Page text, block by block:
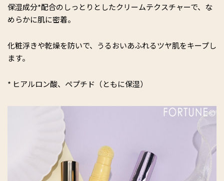
保湿成分*配合のしっとりとしたクリームテクスチャーで、な
めらかに肌に密着。
化粧浮きや乾燥を防いで、うるおいあふれるツヤ肌をキープし
ます。
* ヒアルロン酸、ペプチド（ともに保湿）